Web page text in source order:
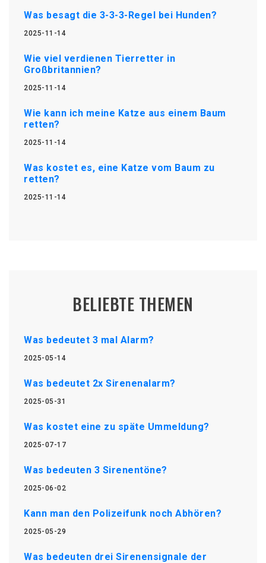
Was besagt die 3-3-3-Regel bei Hunden?
2025-11-14
Wie viel verdienen Tierretter in
Großbritannien?
2025-11-14
Wie kann ich meine Katze aus einem Baum
retten?
2025-11-14
Was kostet es, eine Katze vom Baum zu
retten?
2025-11-14
BELIEBTE THEMEN
Was bedeutet 3 mal Alarm?
2025-05-14
Was bedeutet 2x Sirenenalarm?
2025-05-31
Was kostet eine zu späte Ummeldung?
2025-07-17
Was bedeuten 3 Sirenentöne?
2025-06-02
Kann man den Polizeifunk noch Abhören?
2025-05-29
Was bedeuten drei Sirenensignale der